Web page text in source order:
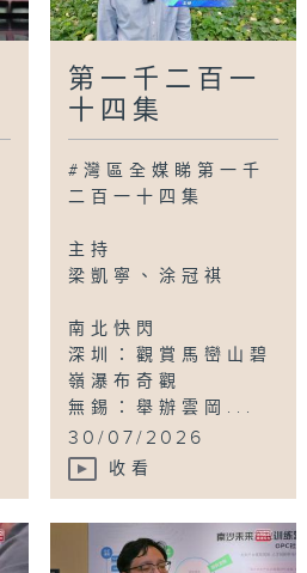
第一千二百一
十四集
#灣區全媒睇第一千
二百一十四集
主持
梁凱寧、涂冠祺
南北快閃
深圳：觀賞馬巒山碧
嶺瀑布奇觀
無錫：舉辦雲岡...
30/07/2026
收看